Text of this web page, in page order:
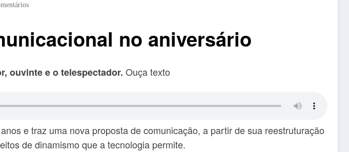
no aniversário
ouvinte e o telespectador. Ouça texto
e traz uma nova proposta de comunicação, a partir de sua reestruturação
de dinamismo que a tecnologia permite.